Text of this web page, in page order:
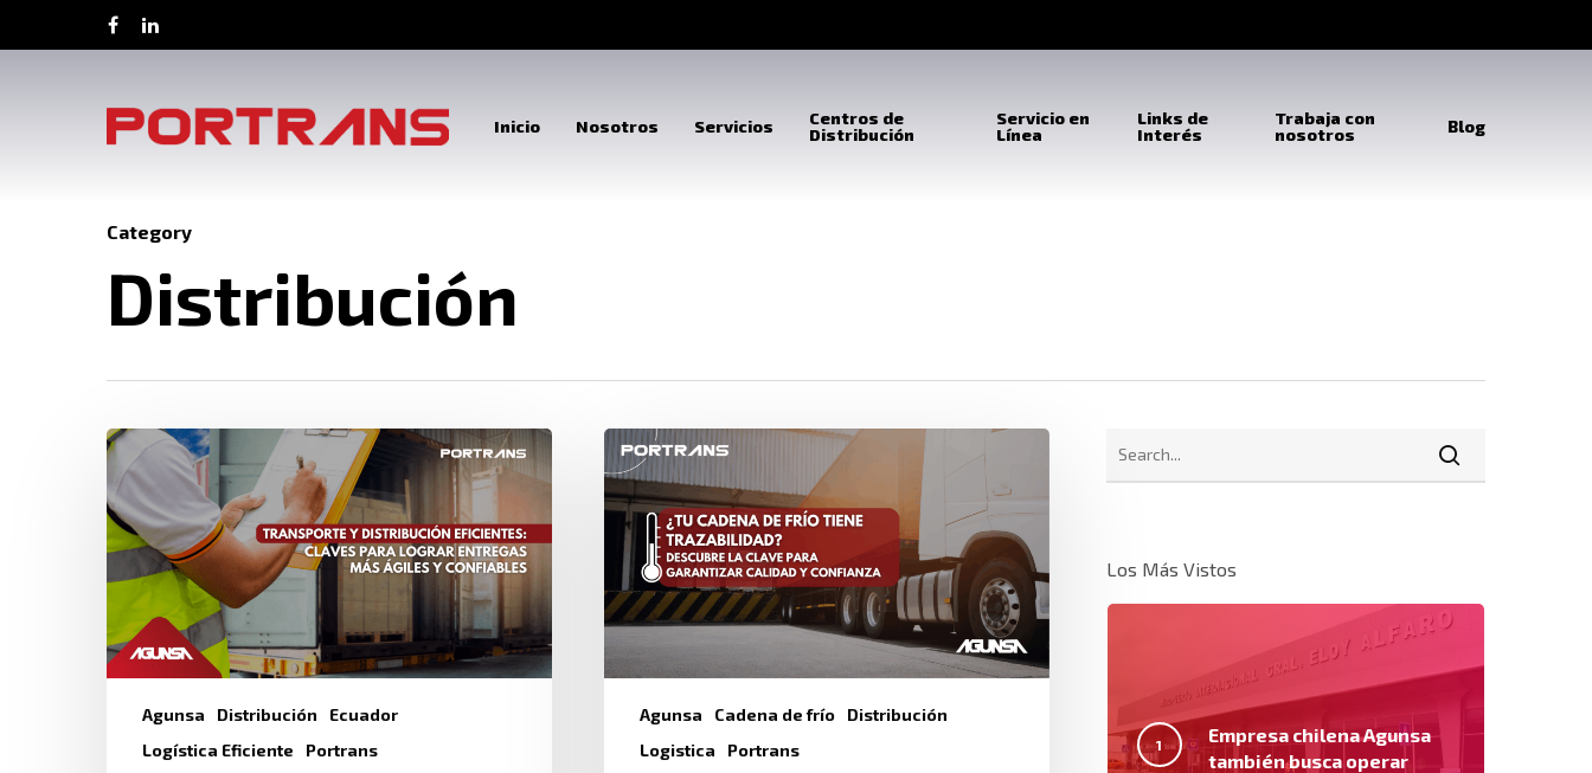
Inicio Nosotros Servicios
Centros de
Distribución
Servicio en
Línea
Links de
Interés
Trabaja con
nosotros
Blog
Category
Distribución
Agunsa Distribución
Ecuador
Logística Eficiente
Portrans
Agunsa Cadena de frío
Distribución
Logistica
Portrans
Los Más Vistos
Empresa chilena Agunsa
también busca operar